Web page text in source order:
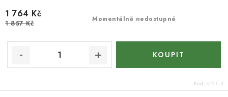
Momentálně nedostupné
1 764 Kč
1 857 Kč
Kód: 615.C3